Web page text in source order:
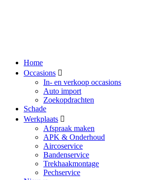
Home
Occasions
In- en verkoop occasions
Auto import
Zoekopdrachten
Schade
Werkplaats
Afspraak maken
APK & Onderhoud
Aircoservice
Bandenservice
Trekhaakmontage
Pechservice